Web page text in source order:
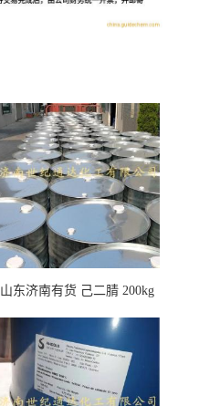
山东济南有货 己二腈 200kg